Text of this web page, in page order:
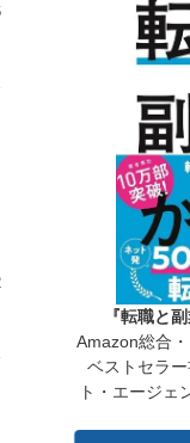
『転職と
Amazon総合
ベストセラ
ト・エージェ